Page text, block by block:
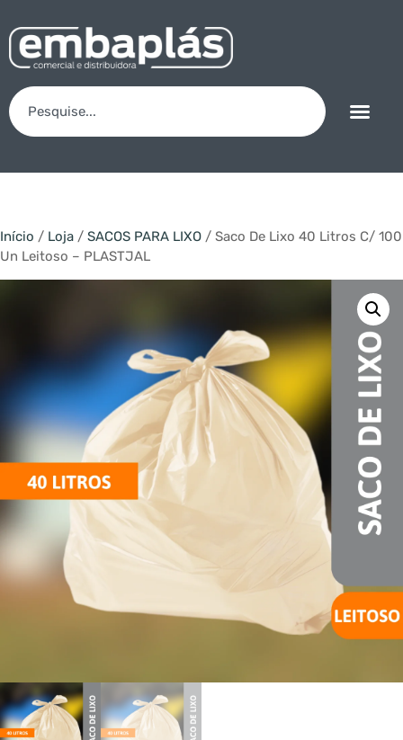
Início / Loja / SACOS PARA LIXO / Saco De Lixo 40 Litros C/ 100
Un Leitoso – PLASTJAL